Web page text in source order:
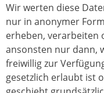
Wir werten diese
nur in anonymer
erheben, verarbeiten
ansonsten nur dann,
freiwillig zur
gesetzlich erlaubt ist